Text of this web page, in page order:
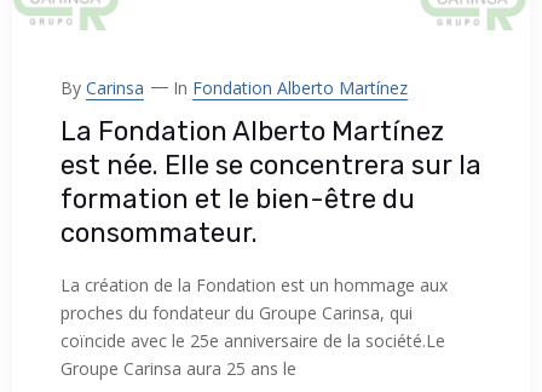
By Carinsa In Fondation Alberto Martínez
La Fondation Alberto Martínez
est née. Elle se concentrera sur la
formation et le bien-être du
consommateur.
La création de la Fondation est un hommage aux
proches du fondateur du Groupe Carinsa, qui
coïncide avec le 25e anniversaire de la société.Le
Groupe Carinsa aura 25 ans le